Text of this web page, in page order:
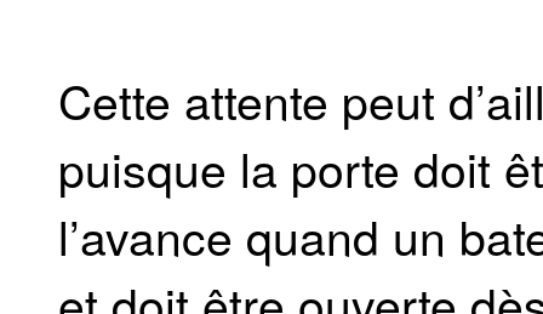
Cette attente peut
puisque la porte doit
l’avance quand un